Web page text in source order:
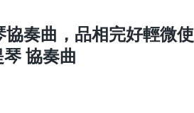
奏曲，品相完好輕微使
協奏曲